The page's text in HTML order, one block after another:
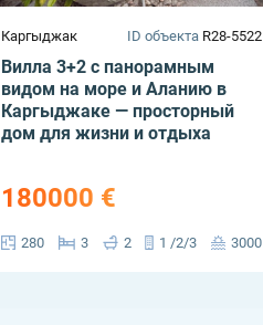
Каргыджак ID объекта R28-5522
Вилла 3+2 с панорамным
видом на море и Аланию в
Каргыджаке — просторный
дом для жизни и отдыха
180000 €
280 3 2 1 /2/3 3000